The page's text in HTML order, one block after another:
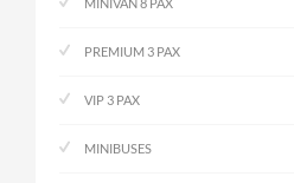
MINIVAN 8 PAX
PREMIUM 3 PAX
VIP 3 PAX
MINIBUSES